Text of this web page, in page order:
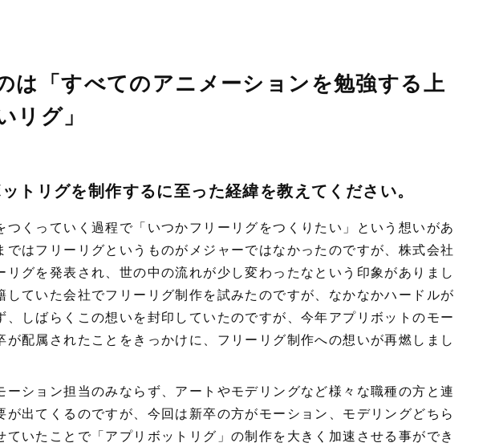
は「すべてのアニメーションを勉強する上
リグ」
トリグを制作するに至った経緯を教えてください。
くっていく過程で「いつかフリーリグをつくりたい」という想いがあ
ではフリーリグというものがメジャーではなかったのですが、株式会社
リグを発表され、世の中の流れが少し変わったなという印象がありまし
していた会社でフリーリグ制作を試みたのですが、なかなかハードルが
、しばらくこの想いを封印していたのですが、今年アプリボットのモー
が配属されたことをきっかけに、フリーリグ制作への想いが再燃しまし
ョン担当のみならず、アートやモデリングなど様々な職種の方と連
が出てくるのですが、今回は新卒の方がモーション、モデリングどちら
ていたことで「アプリボットリグ」の制作を大きく加速させる事ができ